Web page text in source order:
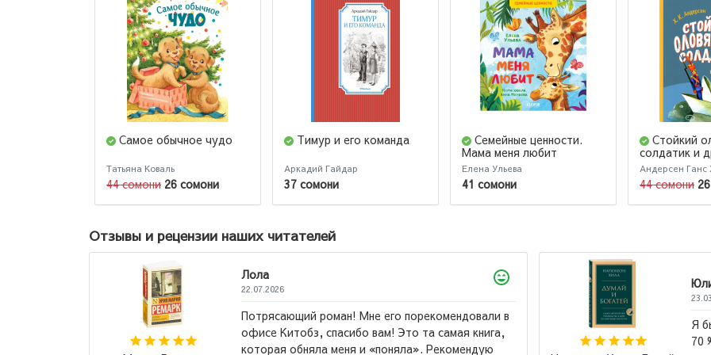
Самое обычное чудо
Татьяна Коваль
44 сомони 26 сомони
Тимур и его команда
Аркадий Гайдар
37 сомони
Семейные ценности.
Мама меня любит
Елена Ульева
41 сомони
Стойкий
солдатик и
Андерсен Ганс
44 сомони
Отзывы и рецензии наших читателей
Я бы назвал эту книгу "Лучшая книга всех времен".
70 % книг по саморазвитие написаны по шаблону